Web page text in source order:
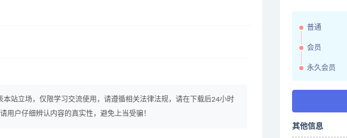
站立场，仅限学习交流使用，请遵循相关法律法规，请在下载后24小时
用户仔细辨认内容的真实性，避免上当受骗！
普通
会员
永久会员
其他信息